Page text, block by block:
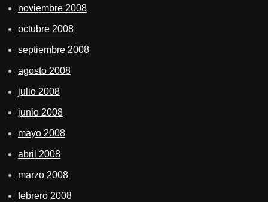
noviembre 2008
octubre 2008
septiembre 2008
agosto 2008
julio 2008
junio 2008
mayo 2008
abril 2008
marzo 2008
febrero 2008